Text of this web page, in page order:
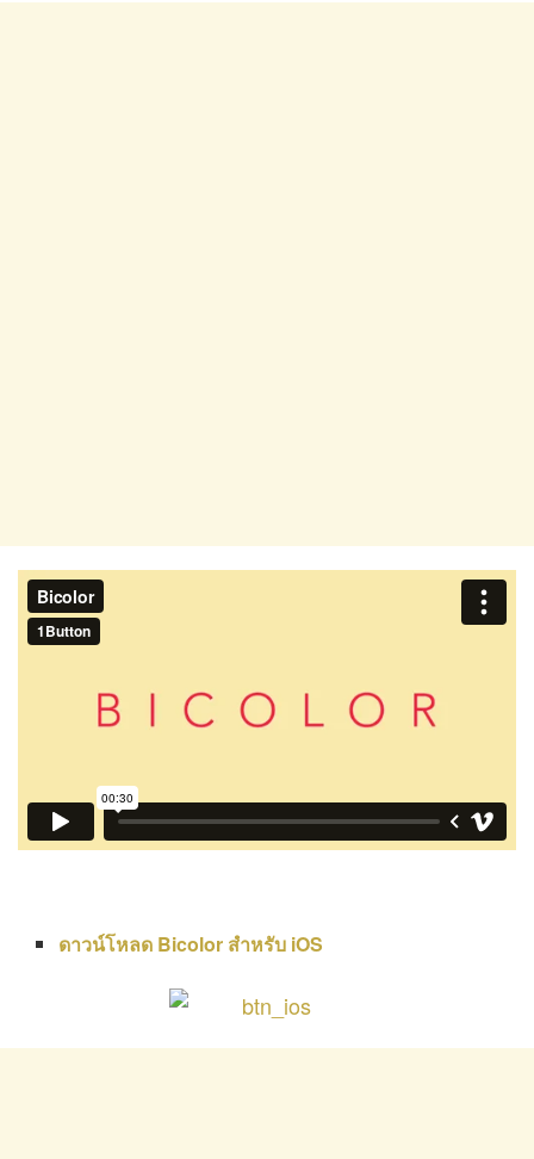
ดาวน์โหลด Bicolor สำหรับ iOS